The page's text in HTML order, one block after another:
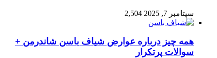
سپتامبر 7, 2025 2,504
همه چیز درباره عوارض شیاف باسن شاندرمن +
سوالات پرتکرار